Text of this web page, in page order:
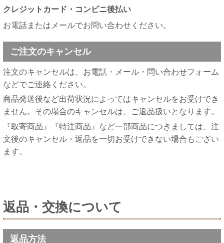
クレジットカード・コンビニ後払い
お電話またはメールでお問い合わせください。
ご注文のキャンセル
注文のキャンセルは、お電話・メール・問い合わせフォーム
などでご連絡ください。
商品発送後など出荷状況によってはキャンセルをお受けでき
ません。その場合のキャンセルは、ご返品扱いとなります。
『取寄商品』『特注商品』など一部商品につきましては、注
文後のキャンセル・返品を一切お受けできない場合もござい
ます。
返品・交換について
返品方法